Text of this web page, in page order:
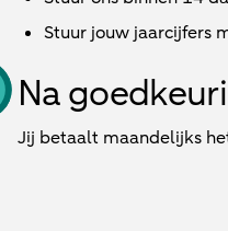
Stuur jouw jaarcijfers
Na
Jij betaalt maandelijks